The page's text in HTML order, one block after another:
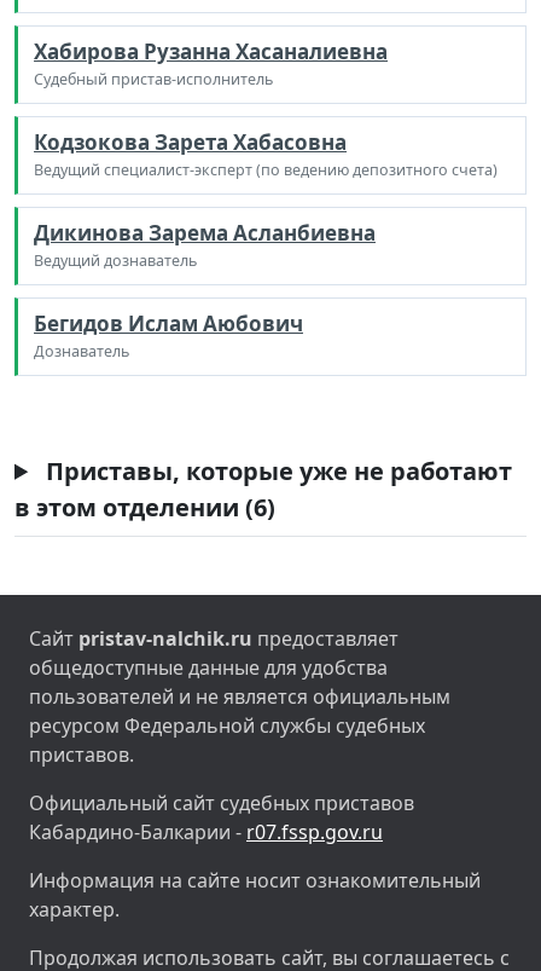
Хабирова Рузанна Хасаналиевна
Судебный пристав-исполнитель
Кодзокова Зарета Хабасовна
Ведущий специалист-эксперт (по ведению депозитного счета)
Дикинова Зарема Асланбиевна
Ведущий дознаватель
Бегидов Ислам Аюбович
Дознаватель
Приставы, которые уже не работают
в этом отделении (6)
Сайт pristav-nalchik.ru предоставляет
общедоступные данные для удобства
пользователей и не является официальным
ресурсом Федеральной службы судебных
приставов.
Официальный сайт судебных приставов
Кабардино-Балкарии - r07.fssp.gov.ru
Информация на сайте носит ознакомительный
характер.
Продолжая использовать сайт, вы соглашаетесь с